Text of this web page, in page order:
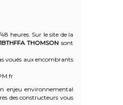
heures. Sur le site de la
THOMSON sont
voués aux encombrants
enjeu environnemental
des constructeurs vous